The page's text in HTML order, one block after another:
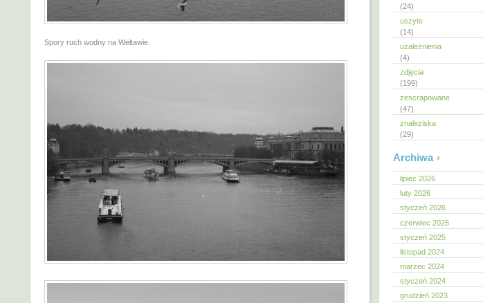
Spory ruch wodny na Wełtawie.
(24)
uszyte
(14)
uzależnienia
(4)
zdjęcia
(199)
zescrapowane
(47)
znaleziska
(29)
Archiwa
lipiec 2026
luty 2026
styczeń 2026
czerwiec 2025
styczeń 2025
listopad 2024
marzec 2024
styczeń 2024
grudzień 2023